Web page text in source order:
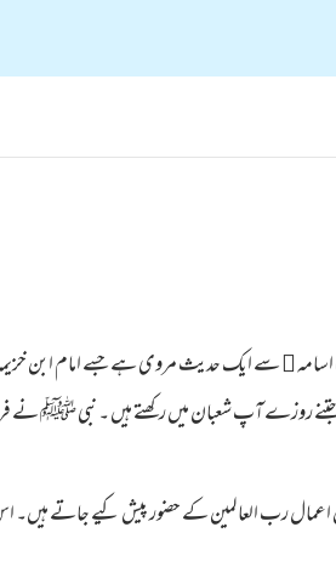
اسامہ ﷜ سے ایک حدیث مروی ہے جسے امام ابن
روزے آپ شعبان میں رکھتے ہیں ۔ نبی ﷺ نے
اعمال رب العالمین کے حضور پیش کیے جاتے